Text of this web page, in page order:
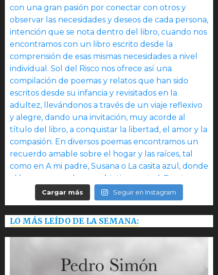
Cargar más Seguir en Instagram
LO MÁS LEÍDO DE LA SEMANA: